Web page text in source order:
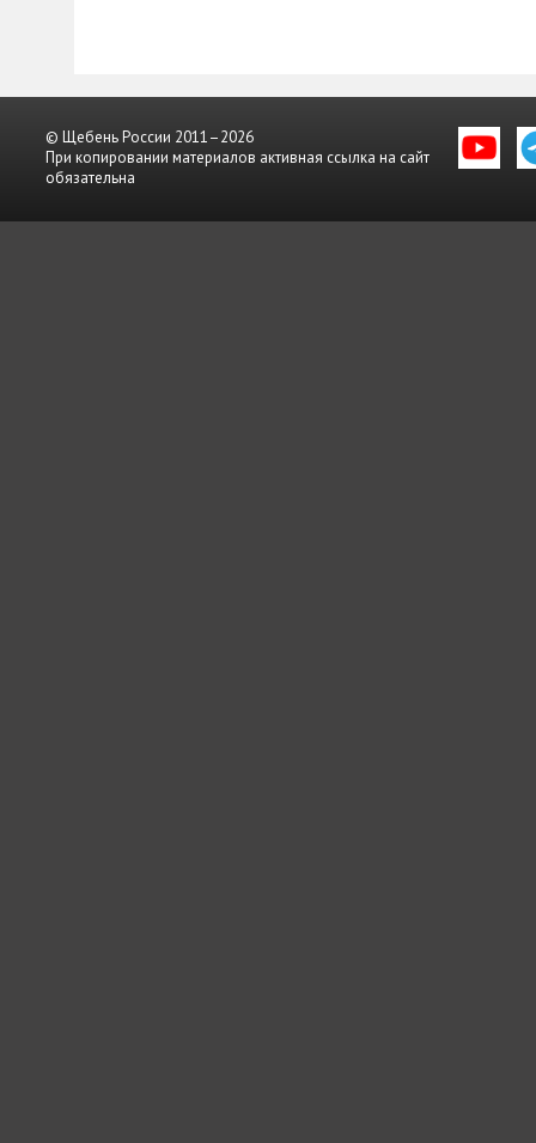
© Щебень России 2011–2026
При копировании материалов активная ссылка на сайт
обязательна